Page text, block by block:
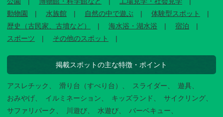
動物園
水族館 自然の中で遊ぶ
体験型スポット
歴史（古民家、古墳など）
海水浴・湖水浴
宿泊
スポーツ
その他のスポット
掲載スポットの主な特徴・ポイント
アスレチック 滑り台（すべり台） スライダー
遊具
おみやげ
イルミネーション キッズランド
サイクリング
サファリパーク
川遊び 水遊び
バーベキュー